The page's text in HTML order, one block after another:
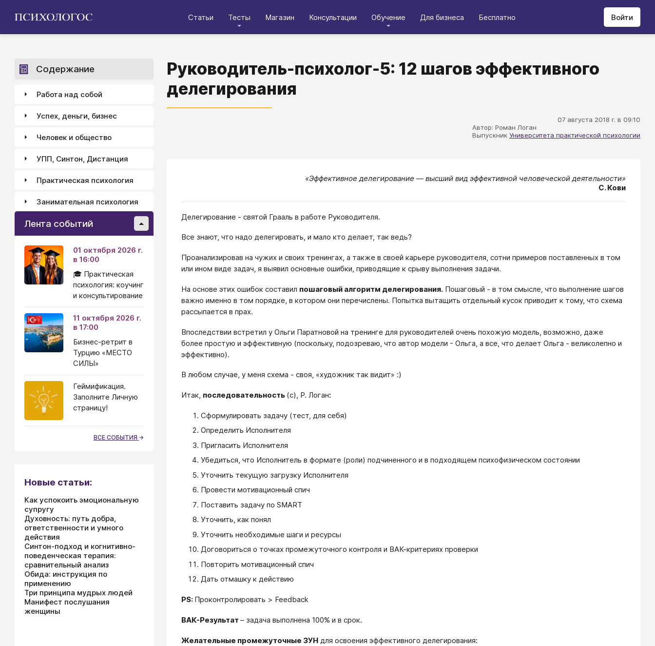
Статьи Тесты Магазин Консультации Обучение Для бизнеса Бесплатно Войти
Руководитель-психолог-5: 12 шагов эффективного
делегирования
07 августа 2018 г. в 09:10
Автор: Роман Логан
Выпускник Университета практической психологии
«Эффективное делегирование — высший вид эффективной человеческой деятельности»
С. Кови
Делегирование - святой Грааль в работе Руководителя.
Все знают, что надо делегировать, и мало кто делает, так ведь?
Проанализировав на чужих и своих тренингах, а также в своей карьере руководителя, сотни примеров поставленных в том
или ином виде задач, я выявил основные ошибки, приводящие к срыву выполнения задачи.
На основе этих ошибок составил пошаговый алгоритм делегирования. Пошаговый - в том смысле, что выполнение шагов
важно именно в том порядке, в котором они перечислены. Попытка вытащить отдельный кусок приводит к тому, что схема
рассыпается в прах.
Впоследствии встретил у Ольги Паратновой на тренинге для руководителей очень похожую модель, возможно, даже
более простую и эффективную (поскольку, подозреваю, что автор модели - Ольга, а все, что делает Ольга - великолепно и
эффективно).
В любом случае, у меня схема - своя, «художник так видит» :)
Итак, последовательность (с), Р. Логан:
Сформулировать задачу (тест, для себя)
Определить Исполнителя
Пригласить Исполнителя
Убедиться, что Исполнитель в формате (роли) подчиненного и в подходящем психофизическом состоянии
Уточнить текущую загрузку Исполнителя
Провести мотивационный спич
Поставить задачу по SMART
Уточнить, как понял
Уточнить необходимые шаги и ресурсы
Договориться о точках промежуточного контроля и ВАК-критериях проверки
Повторить мотивационный спич
Дать отмашку к действию
PS: Проконтролировать > Feedback
ВАК-Результат – задача выполнена 100% и в срок.
Желательные промежуточные ЗУН для освоения эффективного делегирования:
Содержание
Работа над собой
Успех, деньги, бизнес
Человек и общество
УПП, Синтон, Дистанция
Практическая психология
Занимательная психология
Лента событий
01 октября 2026 г.
в 16:00
🎓 Практическая
психология: коучинг
и консультирование
11 октября 2026 г.
в 17:00
Бизнес-ретрит в
Турцию «МЕСТО
СИЛЫ»
Геймификация.
Заполните Личную
страницу!
ВСЕ СОБЫТИЯ
Новые статьи:
Как успокоить эмоциональную
супругу
Духовность: путь добра,
ответственности и умного
действия
Синтон-подход и когнитивно-
поведенческая терапия:
сравнительный анализ
Обида: инструкция по
применению
Три принципа мудрых людей
Манифест послушания
женщины